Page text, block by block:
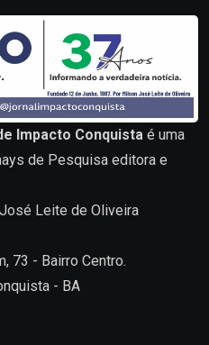
Impacto Conquista é uma
de Pesquisa editora e
Leite de Oliveira
73 - Bairro Centro.
- BA